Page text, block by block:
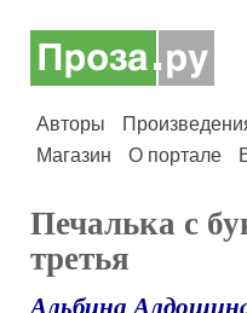
Авторы
Магазин
О портале
Печалька с
третья
Альбина